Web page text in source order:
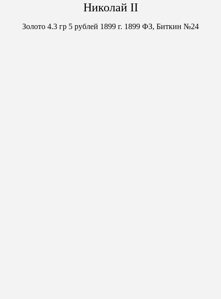
Николай II
Золото 4.3 гр 5 рублей 1899 г. 1899 ФЗ, Биткин №24